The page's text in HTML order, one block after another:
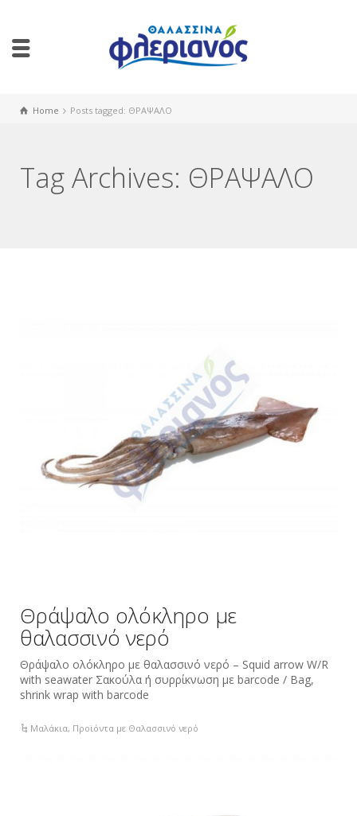
Home Posts tagged: ΘΡΑΨΑΛΟ
Tag Archives: ΘΡΑΨΑΛΟ
Θράψαλο ολόκληρο με
θαλασσινό νερό
Θράψαλο ολόκληρο με θαλασσινό νερό – Squid arrow W/R
with seawater Σακούλα ή συρρίκνωση με barcode / Bag,
shrink wrap with barcode
Μαλάκια, Προϊόντα με Θαλασσινό νερό